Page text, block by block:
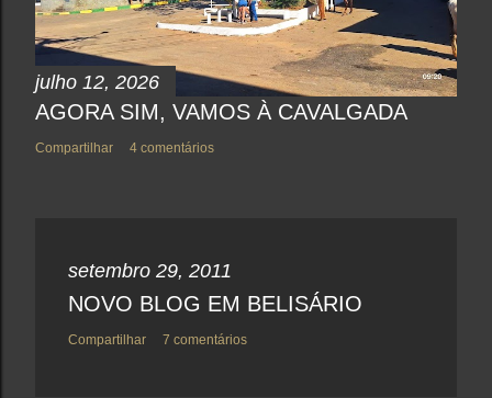
julho 12, 2026
AGORA SIM, VAMOS À CAVALGADA
Compartilhar 4 comentários
setembro 29, 2011
NOVO BLOG EM BELISÁRIO
Compartilhar 7 comentários